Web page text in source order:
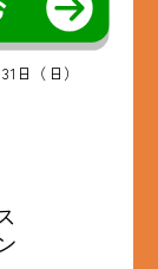
日（日）